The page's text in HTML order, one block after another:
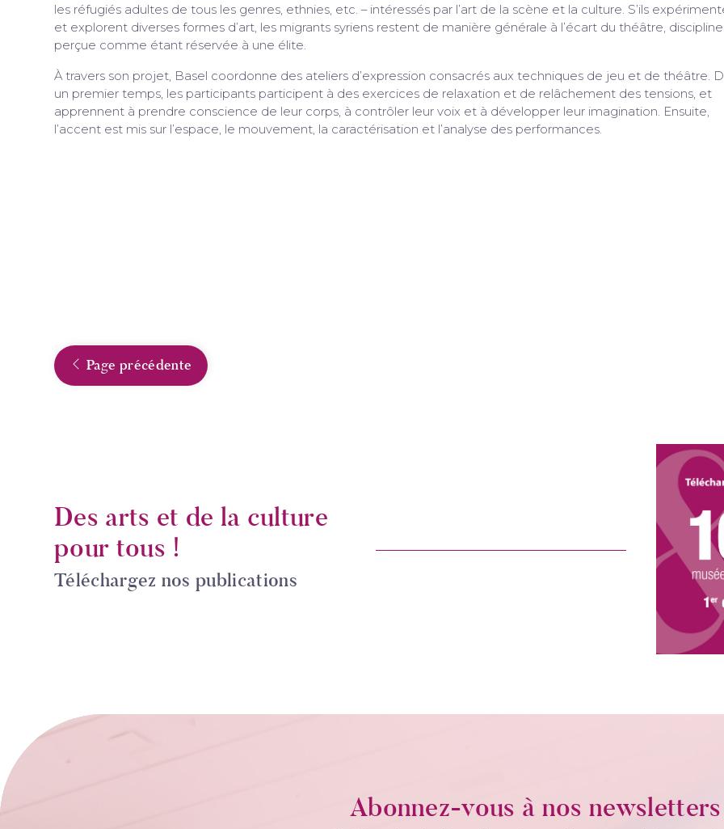
les réfugiés adultes de tous les genres, ethnies, etc. – intéressés par l’art de la scène et la culture. S’ils
et explorent diverses formes d’art, les migrants syriens restent de manière générale à l’écart du théâtre, discipline
perçue comme étant réservée à une élite.
À travers son projet, Basel coordonne des ateliers d’expression consacrés aux techniques de jeu et de théâtre.
un premier temps, les participants participent à des exercices de relaxation et de relâchement des tensions, et
apprennent à prendre conscience de leur corps, à contrôler leur voix et à développer leur imagination. Ensuite,
l’accent est mis sur l’espace, le mouvement, la caractérisation et l’analyse des performances.
Page précédente
Des arts et de la culture
pour tous !
Téléchargez nos publications
Abonnez-vous à nos